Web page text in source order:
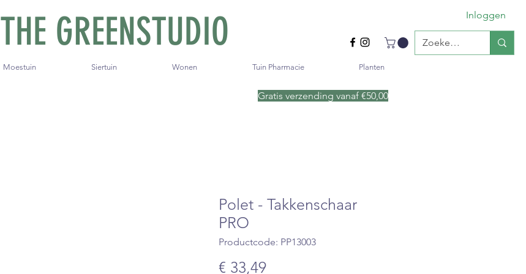
Moestuin Siertuin Wonen Tuin Pharmacie Planten
THE GREENSTUDIO Inloggen
Gratis verzending vanaf €50 ,00
Polet - Takkenschaar
PRO
Productcode: PP13003
€ 33,49Prijs